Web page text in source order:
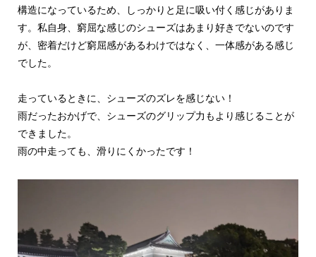
構造になっているため、しっかりと足に吸い付く感じがありま
す。私自身、窮屈な感じのシューズはあまり好きでないのです
が、密着だけど窮屈感があるわけではなく、一体感がある感じ
でした。
走っているときに、シューズのズレを感じない！
雨だったおかげで、シューズのグリップ力もより感じることが
できました。
雨の中走っても、滑りにくかったです！